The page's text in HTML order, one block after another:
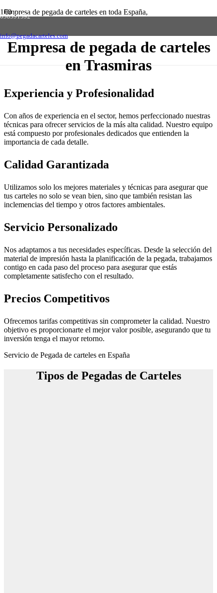
658591592
info@pegadacarteles.com
Empresa de pegada de carteles en toda España,
solicite presupuesto sin compromiso
Empresa de pegada de carteles
en Trasmiras
Experiencia y Profesionalidad
Con años de experiencia en el sector, hemos perfeccionado nuestras
técnicas para ofrecer servicios de la más alta calidad. Nuestro equipo
está compuesto por profesionales dedicados que entienden la
importancia de cada detalle.
Calidad Garantizada
Utilizamos solo los mejores materiales y técnicas para asegurar que
tus carteles no solo se vean bien, sino que también resistan las
inclemencias del tiempo y otros factores ambientales.
Servicio Personalizado
Nos adaptamos a tus necesidades específicas. Desde la selección del
material de impresión hasta la planificación de la pegada, trabajamos
contigo en cada paso del proceso para asegurar que estás
completamente satisfecho con el resultado.
Precios Competitivos
Ofrecemos tarifas competitivas sin comprometer la calidad. Nuestro
objetivo es proporcionarte el mejor valor posible, asegurando que tu
inversión tenga el mayor retorno.
Servicio de Pegada de carteles en España
Tipos de Pegadas de Carteles